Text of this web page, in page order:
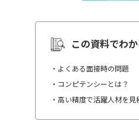
この資料でわ
・よくある面接時の問題
・コンピテンシーとは？
・⾼い精度で活躍⼈材を